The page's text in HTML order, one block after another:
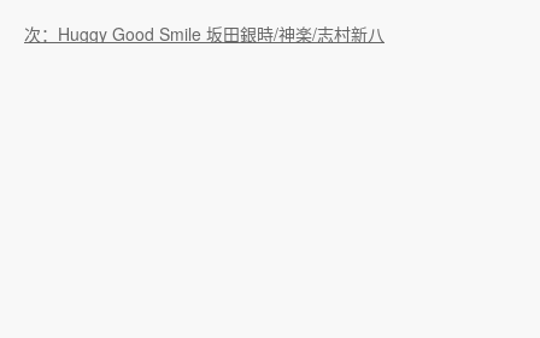
次：Huggy Good Smile 坂田銀時/神楽/志村新八